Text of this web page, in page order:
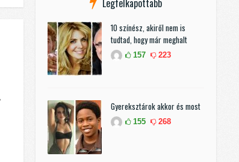
Legfelkapottabb
10 színész, akiről nem is
tudtad, hogy már meghalt
157 223
Gyereksztárok akkor és most
155 268